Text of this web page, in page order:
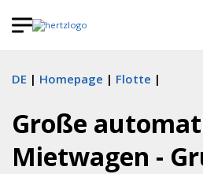
DE Homepage Flotte
Große
Mietwagen -